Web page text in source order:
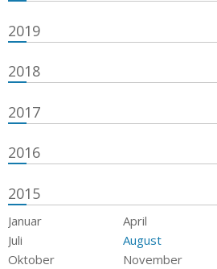
2019
2018
2017
2016
2015
Januar April
Juli
August
Oktober
November